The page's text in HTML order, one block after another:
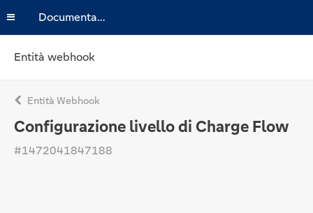
Documentazione
Entità webhook
Entità Webhook
Configurazione livello di Charge Flow
#1472041847188